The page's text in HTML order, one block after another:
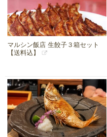
マルシン飯店 生餃子３箱セット
【送料込】